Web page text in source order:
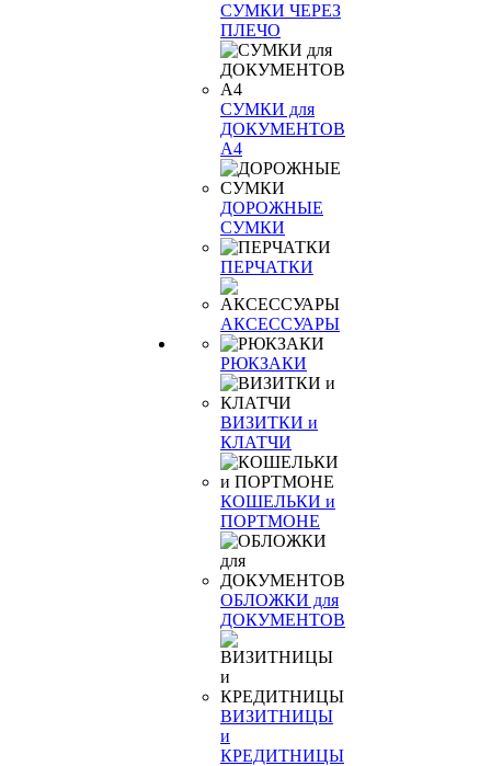
СУМКИ ЧЕРЕЗ
ПЛЕЧО
СУМКИ для
ДОКУМЕНТОВ
А4
ДОРОЖНЫЕ
СУМКИ
ПЕРЧАТКИ
АКСЕССУАРЫ
РЮКЗАКИ
ВИЗИТКИ и
КЛАТЧИ
КОШЕЛЬКИ и
ПОРТМОНЕ
ОБЛОЖКИ для
ДОКУМЕНТОВ
ВИЗИТНИЦЫ
и
КРЕДИТНИЦЫ